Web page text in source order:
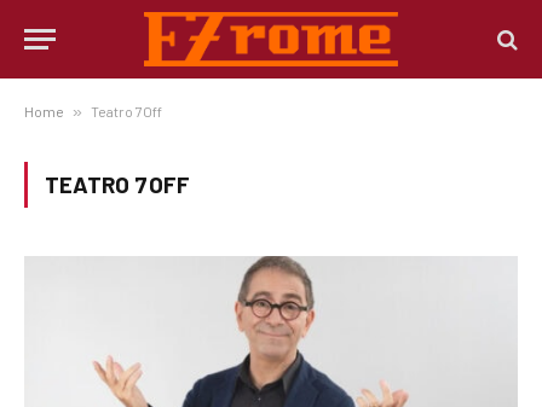
Home » Teatro 7Off
TEATRO 7OFF